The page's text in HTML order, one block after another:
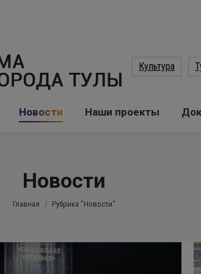
Культура
Новости Наши проекты
Новости
Вы здесь:
Главная Рубрика "Новости"